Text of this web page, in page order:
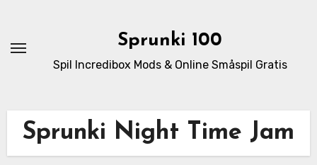
content
Sprunki 100
Spil Incredibox Mods & Online Småspil Gratis
Sprunki Night Time Jam